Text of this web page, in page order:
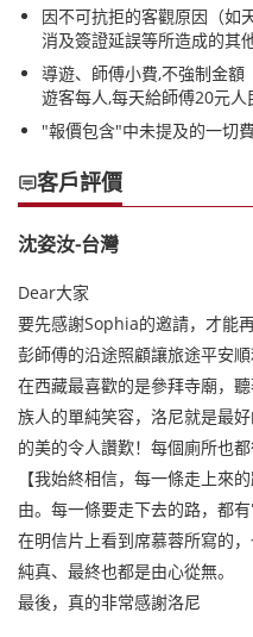
因不可抗拒的客觀原因（如
消及簽證延誤等所造成的其
導遊、師傅小費,不強制金額
遊客每人,每天給師傅20元人
"報價包含"中未提及的一切費
客戶評價
沈姿汝-台灣
Dear大家
要先感謝Sophia的邀請，才能
彭師傅的沿途照顧讓旅途平安順
在西藏最喜歡的是參拜寺廟，
族人的單純笑容，洛尼就是最
的美的令人讚歎！每個廁所也都
【我始終相信，每一條走上來
由。每一條要走下去的路，都
在明信片上看到席慕蓉所寫的
純真、最終也都是由心從無。
最後，真的非常感謝洛尼